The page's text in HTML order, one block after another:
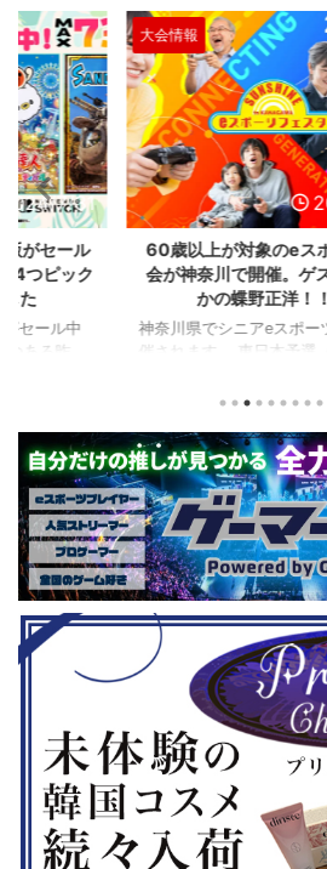
2024/7/31
がセール
4つピック
た
セール中
ある昨
ルを独自に
。（類似し
ゲーム、長
ム） 注目
セット』
ホラーゲー
『鉄拳8
大会情報
60歳以上が対象のeス
会が神奈川で開催。ゲ
かの蝶野正洋！
神奈川県でシニアeスポー
催されます。 東日本予選
選（神奈川県）の優勝者3
仕様。ご当地キャラクタ
も見られるとのことなの
しめるイベントになって
す。 ちなみに、ゲストの
ーである蝶野正洋さんは
なるそうです。トークセ
場しますよ。 この記事の
大会参加者は60歳以上 ・
選あり。予選は8月24日
22日。本戦は9月22日（